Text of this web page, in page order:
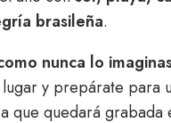
brasileña.
nunca lo
lugar y prepárate para
que quedará grabada